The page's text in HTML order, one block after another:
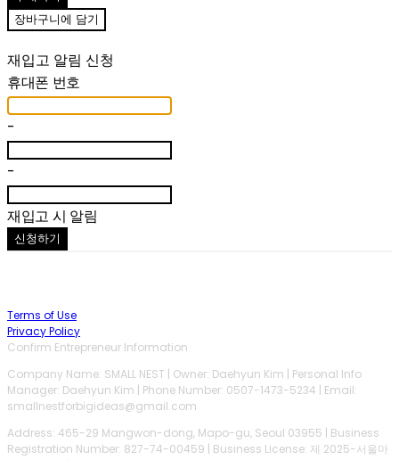
장바구니에 담기
재입고 알림 신청
휴대폰 번호
-
-
재입고 시 알림
신청하기
Terms of Use
Privacy Policy
Confirm Entrepreneur Information
Company Name: SMALL NEST | Owner: Daehyun Kim | Personal Info
Manager: Daehyun Kim | Phone Number: 0507-1473-5234 | Email:
smallnestforbigideas@gmail.com
Address: 465-29 Mangwon-dong, Mapo-gu, Seoul 03955 | Business
Registration Number: 827-74-00459 | Business License: 제 2025-서울마